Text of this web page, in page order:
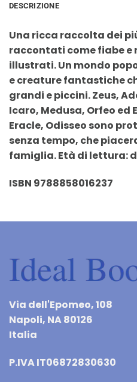
DESCRIZIONE
Una ricca raccolta dei
raccontati come fiabe
illustrati. Un mondo
e creature fantastiche
grandi e piccini. Zeus,
Icaro, Medusa, Orfeo ed
Eracle, Odisseo sono
senza tempo, che
famiglia. Età di lettura:
ISBN 9788858016237
Via dell'Epomeo, 108
Napoli, NA 80126
Italia
P.IVA IT06872830630